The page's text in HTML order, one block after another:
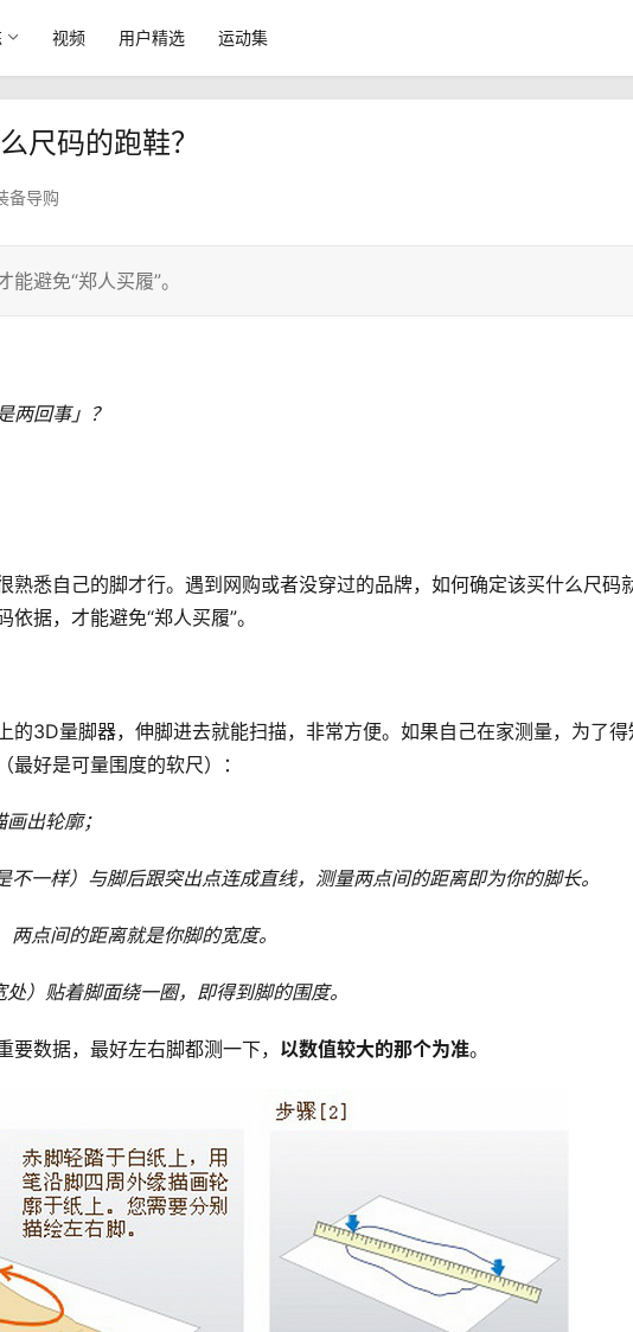
视频 用户精选 运动集
尺码的跑鞋？
备导购
避免“郑人买履”。
回事」？
熟悉自己的脚才行。遇到网购或者没穿过的品牌，如何确定该买什么尺码
据，才能避免“郑人买履”。
的3D量脚器，伸脚进去就能扫描，非常方便。如果自己在家测量，为了得
好是可量围度的软尺）：
出轮廓；
一样）与脚后跟突出点连成直线，测量两点间的距离即为你的脚长。
点间的距离就是你脚的宽度。
）贴着脚面绕一圈，即得到脚的围度。
要数据，最好左右脚都测一下， 以数值较大的那个为准。